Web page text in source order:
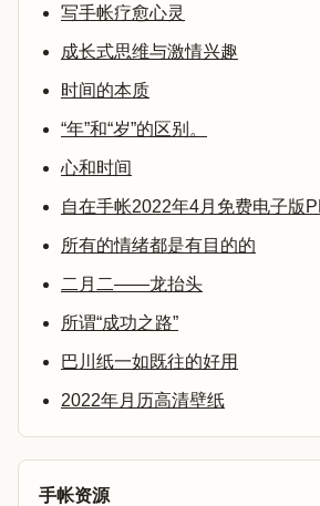
写手帐疗愈心灵
成长式思维与激情兴趣
时间的本质
“年”和“岁”的区别。
心和时间
自在手帐2022年4月免费电子版
所有的情绪都是有目的的
二月二——龙抬头
所谓“成功之路”
巴川纸一如既往的好用
2022年月历高清壁纸
手帐资源